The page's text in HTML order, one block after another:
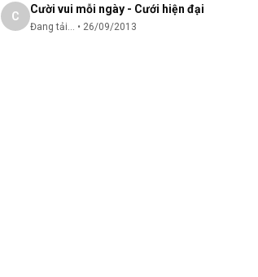
C
Cười vui mỗi ngày - Cưới hiện đại
Đang tải... • 26/09/2013